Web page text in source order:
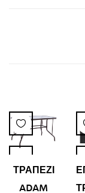
ΤΡΑΠΕΖΙ
ADAM